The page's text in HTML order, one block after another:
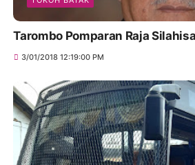
Tarombo Pomparan Raja
3/01/2018 12:19:00 PM